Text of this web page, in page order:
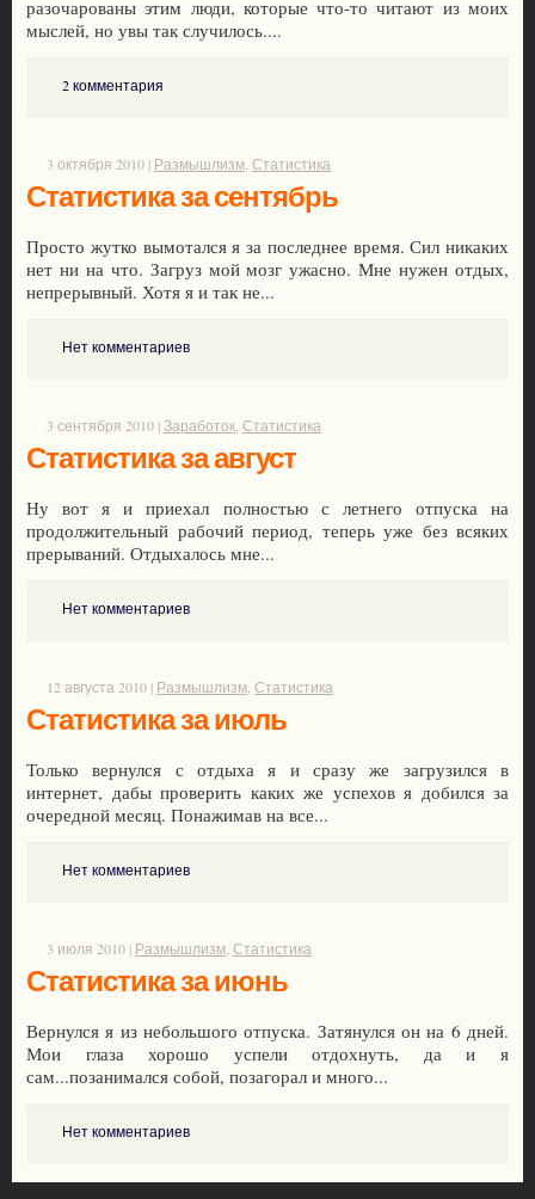
разочарованы этим люди, которые что-то читают из моих
мыслей, но увы так случилось....
2 комментария
3 октября 2010 | Размышлизм Статистика
Статистика за сентябрь
Просто жутко вымотался я за последнее время. Сил никаких
нет ни на что. Загруз мой мозг ужасно. Мне нужен отдых,
непрерывный. Хотя я и так не...
Нет комментариев
3 сентября 2010 |Заработок Статистика
Статистика за август
Ну вот я и приехал полностью с летнего отпуска на
продолжительный рабочий период, теперь уже без всяких
прерываний. Отдыхалось мне...
Нет комментариев
12 августа 2010 | Размышлизм Статистика
Статистика за июль
Только вернулся с отдыха я и сразу же загрузился в
интернет, дабы проверить каких же успехов я добился за
очередной месяц. Понажимав на все...
Нет комментариев
3 июля 2010 | Размышлизм Статистика
Статистика за июнь
Вернулся я из небольшого отпуска. Затянулся он на 6 дней.
Мои глаза хорошо успели отдохнуть, да и я
сам...позанимался собой, позагорал и много...
Нет комментариев